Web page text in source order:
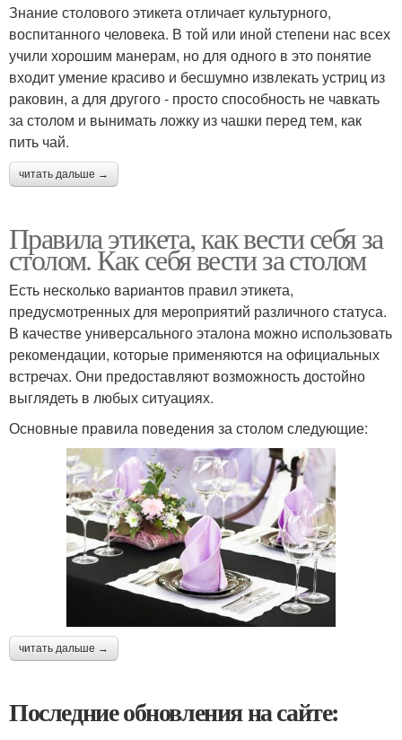
Знание столового этикета отличает культурного,
воспитанного человека. В той или иной степени нас всех
учили хорошим манерам, но для одного в это понятие
входит умение красиво и бесшумно извлекать устриц из
раковин, а для другого - просто способность не чавкать
за столом и вынимать ложку из чашки перед тем, как
пить чай.
читать дальше →
Правила этикета, как вести себя за
столом. Как себя вести за столом
Есть несколько вариантов правил этикета,
предусмотренных для мероприятий различного статуса.
В качестве универсального эталона можно использовать
рекомендации, которые применяются на официальных
встречах. Они предоставляют возможность достойно
выглядеть в любых ситуациях.
Основные правила поведения за столом следующие:
читать дальше →
Последние обновления на сайте: